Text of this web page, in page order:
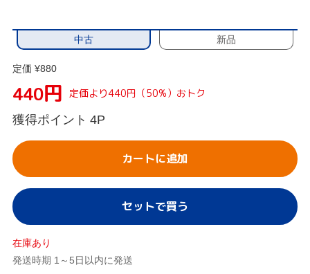
中古 新品
定価 ¥880
440円 定価より440円（50%）おトク
獲得ポイント 4P
カートに追加
セットで買う
在庫あり
発送時期 1～5日以内に発送